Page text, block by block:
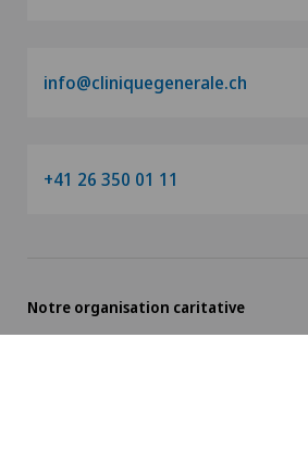
info@cliniquegenerale.ch
+41 26 350 01 11
Notre organisation caritative